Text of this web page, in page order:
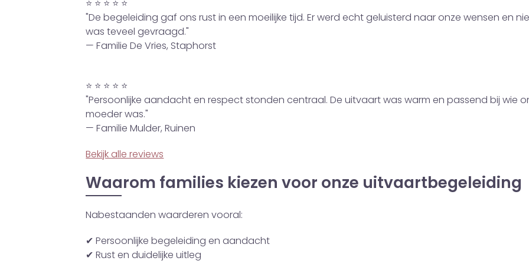
⭐ ⭐ ⭐ ⭐ ⭐
"De begeleiding gaf ons rust in een moeilijke tijd. Er werd echt geluisterd naar onze wensen en
was teveel gevraagd."
— Familie De Vries, Staphorst
⭐ ⭐ ⭐ ⭐ ⭐
"Persoonlijke aandacht en respect stonden centraal. De uitvaart was warm en passend bij wie
moeder was."
— Familie Mulder, Ruinen
Bekijk alle reviews
Waarom families kiezen voor onze uitvaartbegeleiding
Nabestaanden waarderen vooral:
✔ Persoonlijke begeleiding en aandacht
✔ Rust en duidelijke uitleg